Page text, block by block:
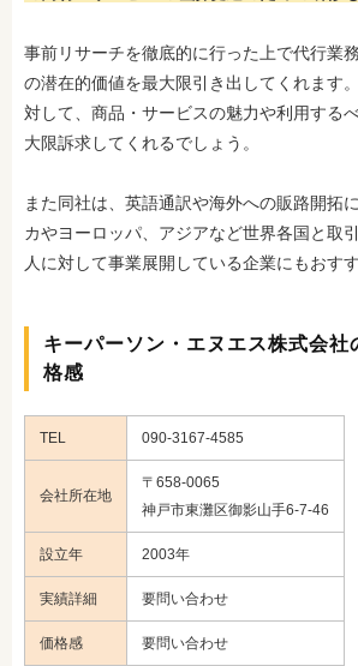
事前リサーチを徹底的に行った上で代行業
の潜在的価値を最大限引き出してくれます
対して、商品・サービスの魅力や利用する
大限訴求してくれるでしょう。
また同社は、英語通訳や海外への販路開拓
カやヨーロッパ、アジアなど世界各国と取
人に対して事業展開している企業にもおすす
キーパーソン・エヌエス株式会社
格感
TEL 090-3167-4585
会社所在地
〒658-0065
神戸市東灘区御影山手6-7-46
設立年 2003年
実績詳細 要問い合わせ
価格感 要問い合わせ